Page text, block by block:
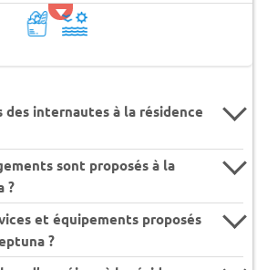
des internautes à la résidence
sont proposés à la
?
et équipements proposés
?